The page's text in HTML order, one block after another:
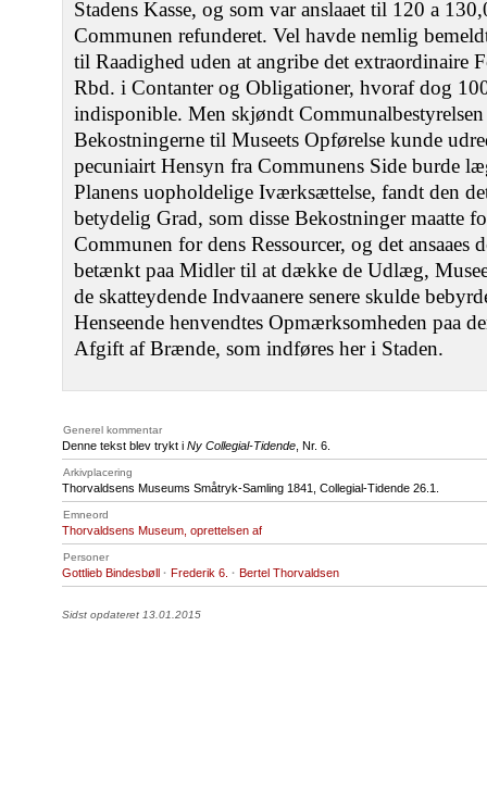
Stadens Kasse, og som var anslaaet til 120 a
Communen refunderet. Vel havde nemlig
til Raadighed uden at angribe det extraordinaire
Rbd. i Contanter og Obligationer, hvoraf dog
indisponible. Men skjøndt Communalbestyrelsen
Bekostningerne til Museets Opførelse kunde
pecuniairt Hensyn fra Communens Side burde
Planens uopholdelige Iværksættelse, fandt den
betydelig Grad, som disse Bekostninger maatte
Communen for dens Ressourcer, og det ansaaes
betænkt paa Midler til at dække de Udlæg,
de skatteydende Indvaanere senere skulde
Henseende henvendtes Opmærksomheden paa
Afgift af Brænde, som indføres her i Staden.
Generel kommentar
Denne tekst blev trykt i Ny Collegial-Tidende , Nr. 6.
Arkivplacering
Thorvaldsens Museums Småtryk-Samling 1841, Collegial-Tidende 26.1.
Emneord
Thorvaldsens Museum, oprettelsen af
Personer
Gottlieb Bindesbøll · Frederik 6. · Bertel Thorvaldsen
Sidst opdateret 13.01.2015